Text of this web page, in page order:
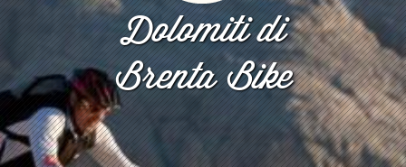
Dolomiti di
Brenta Bike